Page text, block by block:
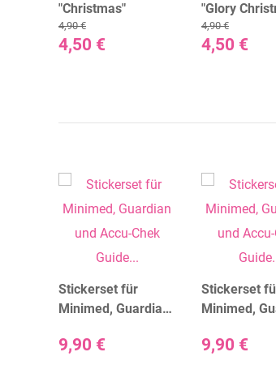
"Christmas"
4,50 €
4,90 €
"Glory
4,50 €
4,90 €
Stickerset für
Minimed, Guardian
Guide - Artwork
9,90 €
Stickerset
Minimed,
Guide - Black
9,90 €